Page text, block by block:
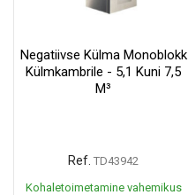
Negatiivse Külma Monoblokk
Külmkambrile - 5,1 Kuni 7,5
M³
Ref. TD43942
Kohaletoimetamine vahemikus